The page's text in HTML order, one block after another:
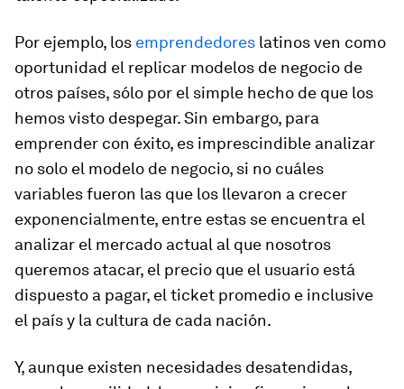
Por ejemplo, los emprendedores latinos ven como
oportunidad el replicar modelos de negocio de
otros países, sólo por el simple hecho de que los
hemos visto despegar. Sin embargo, para
emprender con éxito, es imprescindible analizar
no solo el modelo de negocio, si no cuáles
variables fueron las que los llevaron a crecer
exponencialmente, entre estas se encuentra el
analizar el mercado actual al que nosotros
queremos atacar, el precio que el usuario está
dispuesto a pagar, el ticket promedio e inclusive
el país y la cultura de cada nación.
Y, aunque existen necesidades desatendidas,